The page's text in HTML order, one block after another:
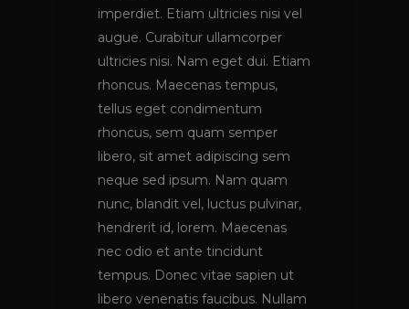
imperdiet. Etiam ultricies nisi vel
augue. Curabitur ullamcorper
ultricies nisi. Nam eget dui. Etiam
rhoncus. Maecenas tempus,
tellus eget condimentum
rhoncus, sem quam semper
libero, sit amet adipiscing sem
neque sed ipsum. Nam quam
nunc, blandit vel, luctus pulvinar,
hendrerit id, lorem. Maecenas
nec odio et ante tincidunt
tempus. Donec vitae sapien ut
libero venenatis faucibus. Nullam